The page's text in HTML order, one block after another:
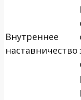
Внутреннее
наставничество